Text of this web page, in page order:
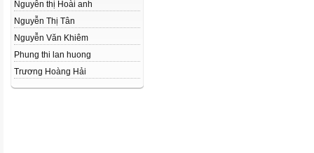
Nguyễn thị Hoài anh
Nguyễn Thị Tân
Nguyễn Văn Khiêm
Phung thi lan huong
Trương Hoàng Hải